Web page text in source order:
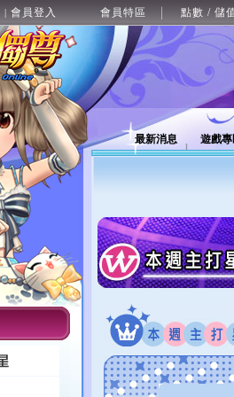
| 會員登入 會員特區 點數 / 儲
最新消息 遊戲